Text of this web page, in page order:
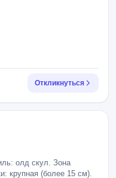
Откликнуться
олд скул. Зона
крупная (более 15 см).